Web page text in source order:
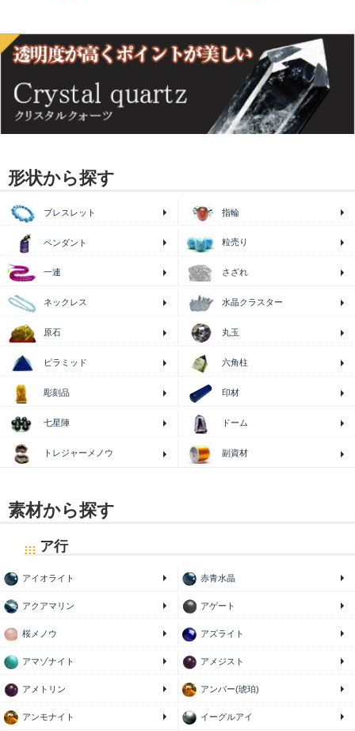
形状から探す
ブレスレット 指輪
ペンダント 粒売り
一連 さざれ
ネックレス 水晶クラスター
原石 丸玉
ピラミッド 六角柱
彫刻品 印材
七星陣 ドーム
トレジャーメノウ 副資材
素材から探す
ア行
アイオライト 赤青水晶
アクアマリン アゲート
桜メノウ アズライト
アマゾナイト アメジスト
アメトリン アンバー(琥珀)
アンモナイト イーグルアイ